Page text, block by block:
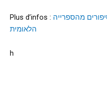
Plus d’infos : מהספרייה
הלאומית
h